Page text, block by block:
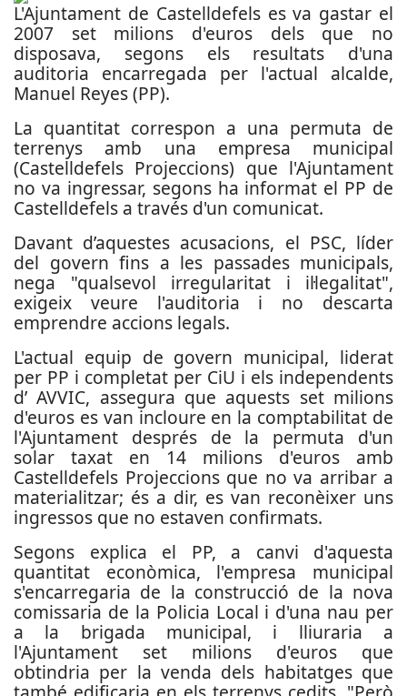
L'Ajuntament de Castelldefels es va gastar el
2007 set milions d'euros dels que no
disposava, segons els resultats d'una
auditoria encarregada per l'actual alcalde,
Manuel Reyes (PP).
La quantitat correspon a una permuta de
terrenys amb una empresa municipal
(Castelldefels Projeccions) que l'Ajuntament
no va ingressar, segons ha informat el PP de
Castelldefels a través d'un comunicat.
Davant d’aquestes acusacions, el PSC, líder
del govern fins a les passades municipals,
nega "qualsevol irregularitat i il·legalitat",
exigeix ​​veure l'auditoria i no descarta
emprendre accions legals.
L'actual equip de govern municipal, liderat
per PP i completat per CiU i els independents
d’ AVVIC, assegura que aquests set milions
d'euros es van incloure en la comptabilitat de
l'Ajuntament després de la permuta d'un
solar taxat en 14 milions d'euros amb
Castelldefels Projeccions que no va arribar a
materialitzar; és a dir, es van reconèixer uns
ingressos que no estaven confirmats.
Segons explica el PP, a canvi d'aquesta
quantitat econòmica, l'empresa municipal
s'encarregaria de la construcció de la nova
comissaria de la Policia Local i d'una nau per
a la brigada municipal, i lliuraria a
l'Ajuntament set milions d'euros que
obtindria per la venda dels habitatges que